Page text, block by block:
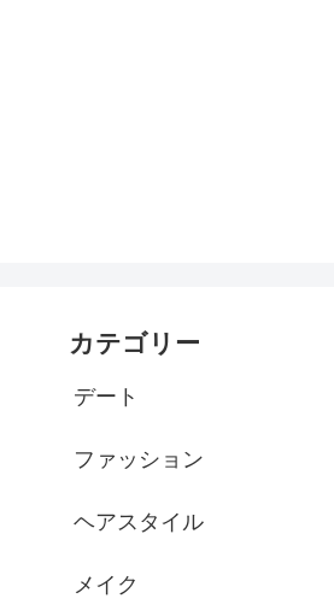
カテゴリー
デート
ファッション
ヘアスタイル
メイク